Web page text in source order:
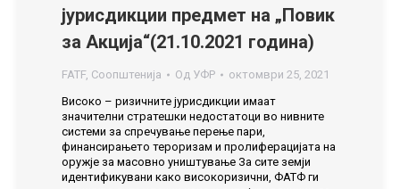
јурисдикции предмет на „Повик
за Акција“(21.10.2021 година)
FATF, Соопштенија Од УФР
октомври 25, 2021
Високо – ризичните јурисдикции имаат
значителни стратешки недостатоци во нивните
системи за спречување перење пари,
финансирањетo тероризам и пролиферацијата на
оружје за масовно уништување За сите земји
идентификувани како високоризични, ФАТФ ги